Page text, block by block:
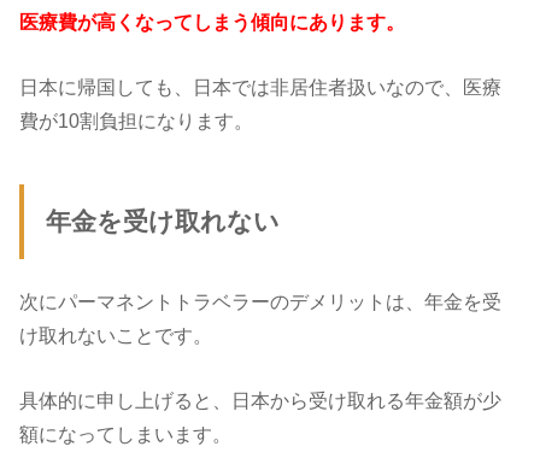
医療費が高くなってしまう傾向にあります。
日本に帰国しても、日本では非居住者扱いなので、医療
費が10割負担になります。
年金を受け取れない
次にパーマネントトラベラーのデメリットは、年金を受
け取れないことです。
具体的に申し上げると、日本から受け取れる年金額が少
額になってしまいます。